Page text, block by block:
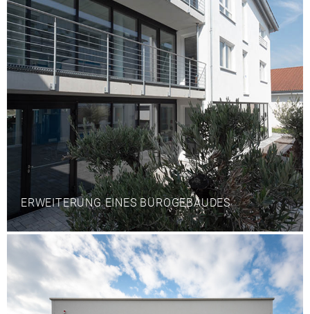
ERWEITERUNG EINES BÜROGEBÄUDES